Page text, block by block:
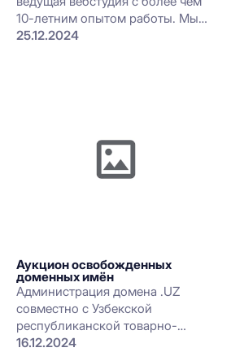
10-летним опытом работы. Мы
создаём инновационные сайты,
для государственных
организаций и коммерческих
компаний, становясь надёжным
25.12.2024
Аукцион освобожденных
доменных имён
Администрация домена .UZ
совместно с Узбекской
республиканской товарно-
сырьевой биржей запустила
16.12.2024